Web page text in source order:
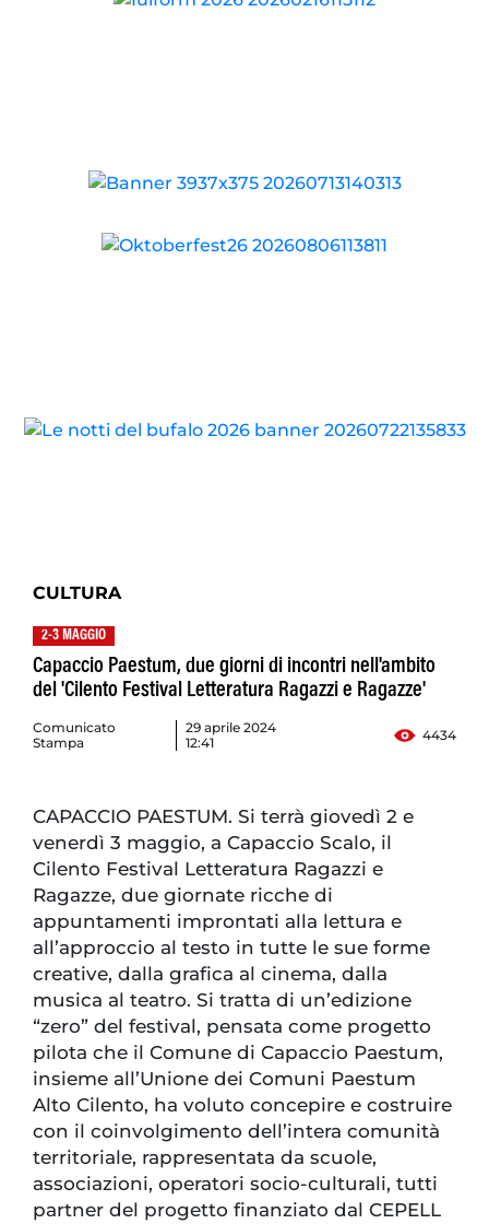
CULTURA
2-3 MAGGIO
Capaccio Paestum, due giorni di incontri nell'ambito
del 'Cilento Festival Letteratura Ragazzi e Ragazze'
Comunicato
Stampa
29 aprile 2024
12:41
4434
CAPACCIO PAESTUM. Si terrà giovedì 2 e
venerdì 3 maggio, a Capaccio Scalo, il
Cilento Festival Letteratura Ragazzi e
Ragazze, due giornate ricche di
appuntamenti improntati alla lettura e
all’approccio al testo in tutte le sue forme
creative, dalla grafica al cinema, dalla
musica al teatro. Si tratta di un’edizione
“zero” del festival, pensata come progetto
pilota che il Comune di Capaccio Paestum,
insieme all’Unione dei Comuni Paestum
Alto Cilento, ha voluto concepire e costruire
con il coinvolgimento dell’intera comunità
territoriale, rappresentata da scuole,
associazioni, operatori socio-culturali, tutti
partner del progetto finanziato dal CEPELL